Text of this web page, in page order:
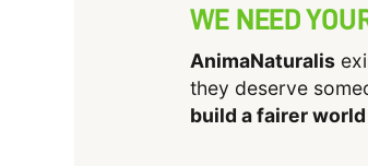
WE NEED
AnimaNaturalis
they deserve
build a fairer